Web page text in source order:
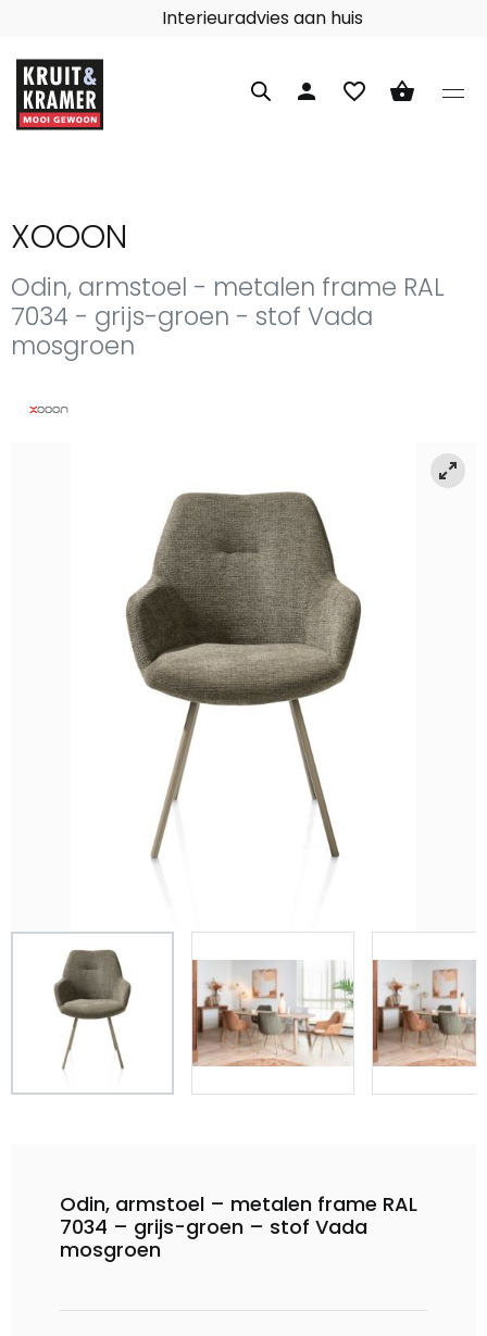
Interieuradvies aan huis
person favorite_border shopping_basket
XOOON
Odin, armstoel - metalen frame RAL
7034 - grijs-groen - stof Vada
mosgroen
Odin, armstoel – metalen frame RAL
7034 – grijs-groen – stof Vada
mosgroen